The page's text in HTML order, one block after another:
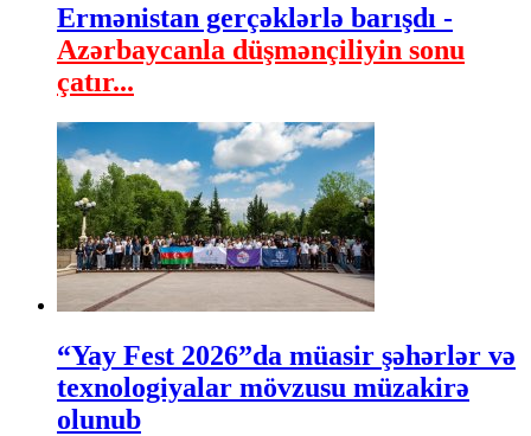
Ermənistan gerçəklərlə barışdı -
Azərbaycanla düşmənçiliyin sonu
çatır...
“Yay Fest 2026”da müasir şəhərlər və
texnologiyalar mövzusu müzakirə
olunub